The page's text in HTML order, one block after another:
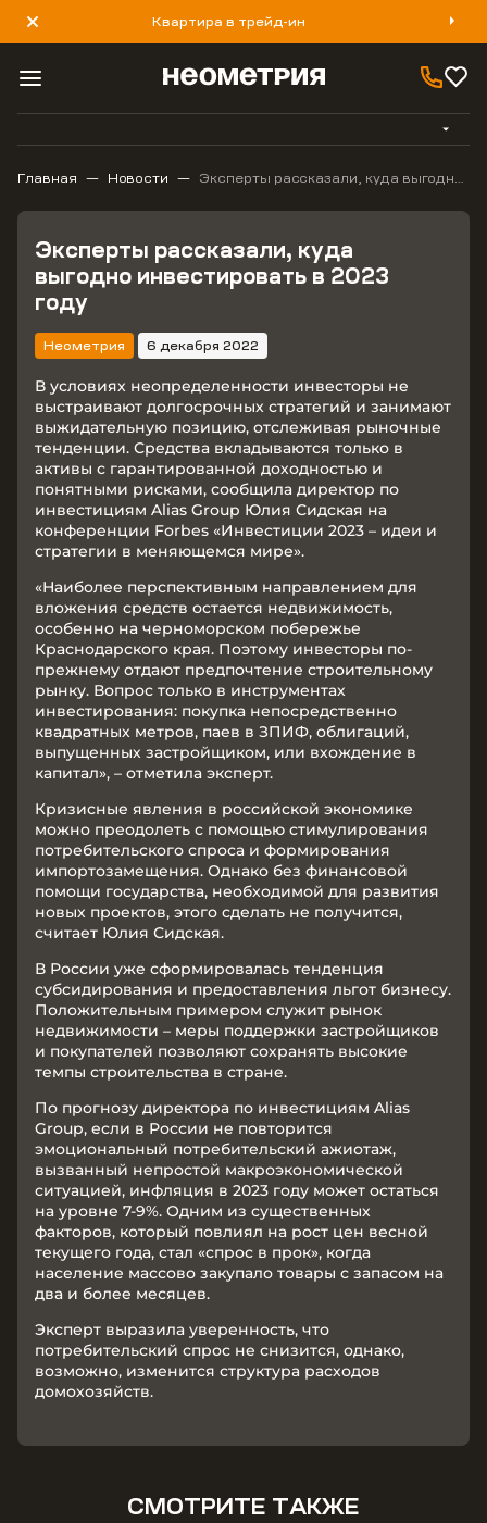
Квартира в трейд-ин
8 800 777 40 93
Главная Новости Эксперты рассказали, куда выгодно
Неометрия 6 декабря 2022
Эксперты рассказали, куда
выгодно инвестировать в 2023
году
В условиях неопределенности инвесторы не
выстраивают долгосрочных стратегий и занимают
выжидательную позицию, отслеживая рыночные
тенденции. Средства вкладываются только в
активы с гарантированной доходностью и
понятными рисками, сообщила директор по
инвестициям Alias Group Юлия Сидская на
конференции Forbes «Инвестиции 2023 – идеи и
стратегии в меняющемся мире».
«Наиболее перспективным направлением для
вложения средств остается недвижимость,
особенно на черноморском побережье
Краснодарского края. Поэтому инвесторы по-
прежнему отдают предпочтение строительному
рынку. Вопрос только в инструментах
инвестирования: покупка непосредственно
квадратных метров, паев в ЗПИФ, облигаций,
выпущенных застройщиком, или вхождение в
капитал», – отметила эксперт.
Кризисные явления в российской экономике
можно преодолеть с помощью стимулирования
потребительского спроса и формирования
импортозамещения. Однако без финансовой
помощи государства, необходимой для развития
новых проектов, этого сделать не получится,
считает Юлия Сидская.
В России уже сформировалась тенденция
субсидирования и предоставления льгот бизнесу.
Положительным примером служит рынок
недвижимости – меры поддержки застройщиков
и покупателей позволяют сохранять высокие
темпы строительства в стране.
По прогнозу директора по инвестициям Alias
Group, если в России не повторится
эмоциональный потребительский ажиотаж,
вызванный непростой макроэкономической
ситуацией, инфляция в 2023 году может остаться
на уровне 7-9%. Одним из существенных
факторов, который повлиял на рост цен весной
текущего года, стал «спрос в прок», когда
население массово закупало товары с запасом на
два и более месяцев.
Эксперт выразила уверенность, что
потребительский спрос не снизится, однако,
возможно, изменится структура расходов
домохозяйств.
СМОТРИТЕ ТАКЖЕ